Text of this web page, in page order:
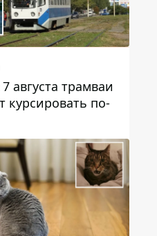
августа трамваи
курсировать по-